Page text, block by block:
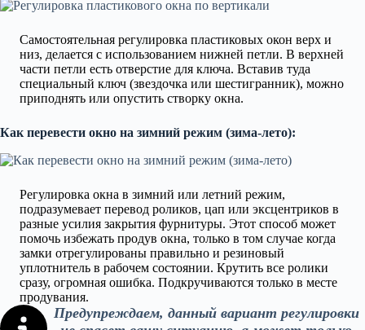
Самостоятельная регулировка пластиковых окон верх и
низ, делается с использованием нижней петли. В верхней
части петли есть отверстие для ключа. Вставив туда
специальный ключ (звездочка или шестигранник), можно
приподнять или опустить створку окна.
Как перевести окно на зимний режим (зима-лето):
Регулировка окна в зимний или летний режим,
подразумевает перевод роликов, цап или эксцентриков в
разные усилия закрытия фурнитуры. Этот способ может
помочь избежать продув окна, только в том случае когда
замки отрегулированы правильно и резиновый
уплотнитель в рабочем состоянии. Крутить все ролики
сразу, огромная ошибка. Подкручиваются только в месте
продувания.
Предупреждаем, данный вариант регулировки